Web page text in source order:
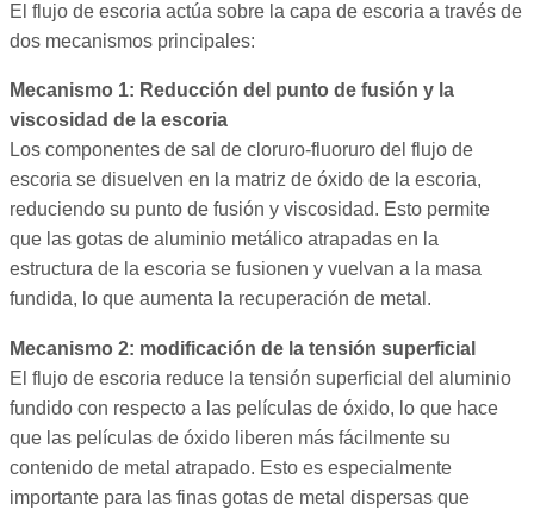
El flujo de escoria actúa sobre la capa de escoria a través de
dos mecanismos principales:
Mecanismo 1: Reducción del punto de fusión y la
viscosidad de la escoria
Los componentes de sal de cloruro-fluoruro del flujo de
escoria se disuelven en la matriz de óxido de la escoria,
reduciendo su punto de fusión y viscosidad. Esto permite
que las gotas de aluminio metálico atrapadas en la
estructura de la escoria se fusionen y vuelvan a la masa
fundida, lo que aumenta la recuperación de metal.
Mecanismo 2: modificación de la tensión superficial
El flujo de escoria reduce la tensión superficial del aluminio
fundido con respecto a las películas de óxido, lo que hace
que las películas de óxido liberen más fácilmente su
contenido de metal atrapado. Esto es especialmente
importante para las finas gotas de metal dispersas que